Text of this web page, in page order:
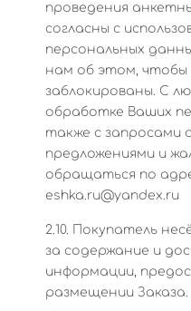
проведения
согласны с
персональных
нам об этом,
заблокированы. С
обработке Ваших
также с запросами
предложениями и
обращаться по
eshka.ru@yandex.ru
2.10. Покупатель
за содержание и
информации,
размещении Заказа.